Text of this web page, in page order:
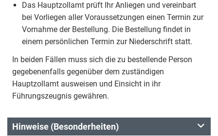
Das Hauptzollamt prüft Ihr Anliegen und vereinbart
bei Vorliegen aller Voraussetzungen einen Termin zur
Vornahme der Bestellung. Die Bestellung findet in
einem persönlichen Termin zur Niederschrift statt.
In beiden Fällen muss sich die zu bestellende Person
gegebenenfalls gegenüber dem zuständigen
Hauptzollamt ausweisen und Einsicht in ihr
Führungszeugnis gewähren.
Hinweise (Besonderheiten)